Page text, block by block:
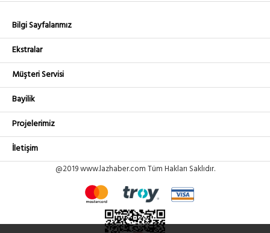
Bilgi Sayfalarımız
Ekstralar
Müşteri Servisi
Bayilik
Projelerimiz
İletişim
@2019 www.lazhaber.com Tüm Hakları Saklıdır.